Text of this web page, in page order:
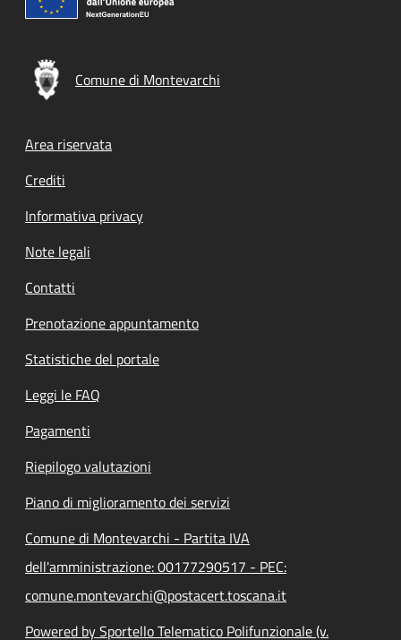
Comune di Montevarchi
Footer menu
Area riservata
Crediti
Informativa privacy
Note legali
Contatti
Prenotazione appuntamento
Statistiche del portale
Leggi le FAQ
Pagamenti
Riepilogo valutazioni
Piano di miglioramento dei servizi
Comune di Montevarchi - Partita IVA
dell'amministrazione: 00177290517 - PEC:
comune.montevarchi@postacert.toscana.it
Powered by Sportello Telematico Polifunzionale (v.